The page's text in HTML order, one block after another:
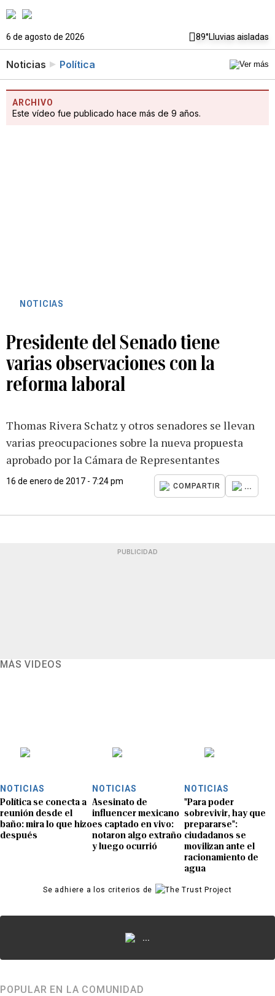
6 de agosto de 2026 89°Lluvias aisladas
Noticias Política
ARCHIVO
Este vídeo fue publicado hace más de 9 años.
NOTICIAS
Presidente del Senado tiene
varias observaciones con la
reforma laboral
Thomas Rivera Schatz y otros senadores se llevan
varias preocupaciones sobre la nueva propuesta
aprobado por la Cámara de Representantes
16 de enero de 2017 - 7:24 pm
COMPARTIR ...
PUBLICIDAD
MÁS VIDEOS
NOTICIAS
Política se conecta a
reunión desde el
baño: mira lo que hizo
después
NOTICIAS
Asesinato de
influencer mexicano
es captado en vivo:
notaron algo extraño
y luego ocurrió
NOTICIAS
"Para poder
sobrevivir, hay que
prepararse":
ciudadanos se
movilizan ante el
racionamiento de
agua
Se adhiere a los criterios de
...
POPULAR EN LA COMUNIDAD